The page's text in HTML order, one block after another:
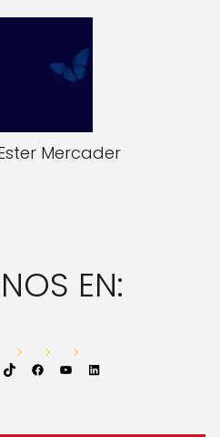
Mercader
EN:
TikTok FacebookYouTube